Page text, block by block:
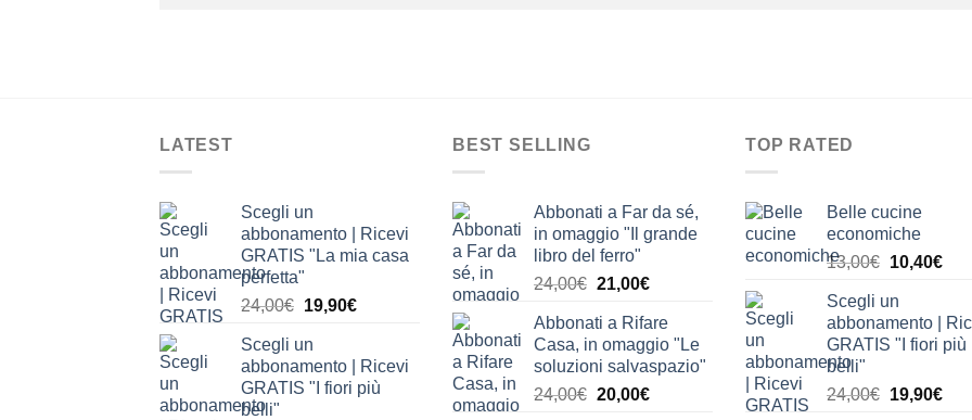
LATEST
Scegli un
abbonamento | Ricevi
GRATIS "La mia casa
perfetta"
24,00€ Il
originale
era:
24,00€.
19,90€Il
è:
19,90€.
Scegli un
abbonamento | Ricevi
GRATIS "I fiori più
belli"
BEST SELLING
Abbonati a Far da sé,
in omaggio "Il grande
libro del ferro"
24,00€ Il
originale
era:
24,00€.
21,00€Il
attuale
è:
21,00€.
Abbonati a Rifare
Casa, in omaggio "Le
soluzioni salvaspazio"
24,00€ Il
20,00€Il
TOP RATED
Belle cucine
economiche
13,00€ Il
originale
era:
13,00€.
10,40€Il
è:
Scegli un
abbonamento |
GRATIS "I fiori più
belli"
24,00€ Il
19,90€Il